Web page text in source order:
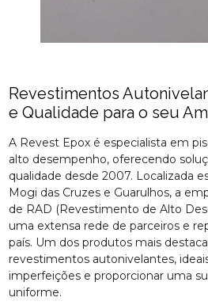
Revestimentos
e Qualidade para o seu
A Revest Epox é especialista em
alto desempenho, oferecendo
qualidade desde 2007. Localizada
Mogi das Cruzes e Guarulhos, a
de RAD (Revestimento de Alto
uma extensa rede de parceiros e
país. Um dos produtos mais
revestimentos autonivelantes,
imperfeições e proporcionar uma
uniforme.